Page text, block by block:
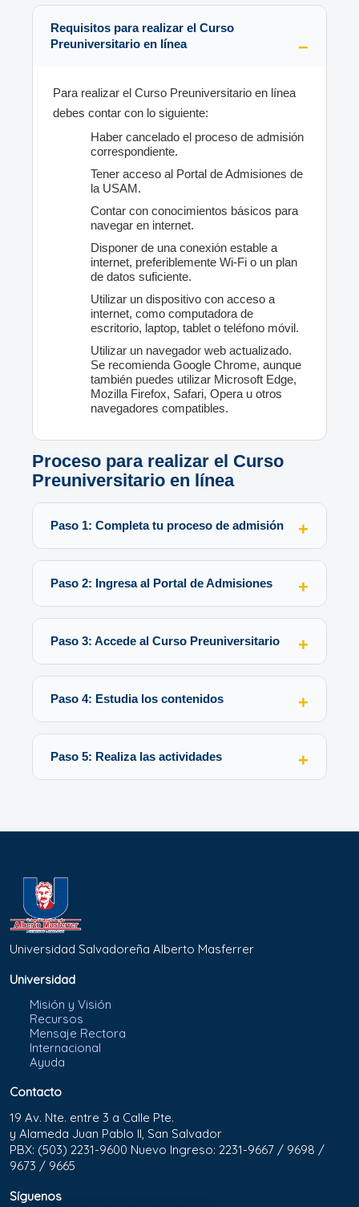
Requisitos para realizar el Curso
Preuniversitario en línea
Para realizar el Curso Preuniversitario en línea
debes contar con lo siguiente:
Haber cancelado el proceso de admisión
correspondiente.
Tener acceso al Portal de Admisiones de
la USAM.
Contar con conocimientos básicos para
navegar en internet.
Disponer de una conexión estable a
internet, preferiblemente Wi-Fi o un plan
de datos suficiente.
Utilizar un dispositivo con acceso a
internet, como computadora de
escritorio, laptop, tablet o teléfono móvil.
Utilizar un navegador web actualizado.
Se recomienda Google Chrome, aunque
también puedes utilizar Microsoft Edge,
Mozilla Firefox, Safari, Opera u otros
navegadores compatibles.
Proceso para realizar el Curso
Preuniversitario en línea
Paso 1: Completa tu proceso de admisión
Paso 2: Ingresa al Portal de Admisiones
Paso 3: Accede al Curso Preuniversitario
Paso 4: Estudia los contenidos
Paso 5: Realiza las actividades
Universidad Salvadoreña Alberto Masferrer
Universidad
Misión y Visión
Recursos
Mensaje Rectora
Internacional
Ayuda
Contacto
19 Av. Nte. entre 3 a Calle Pte.
y Alameda Juan Pablo II, San Salvador
PBX: (503) 2231-9600 Nuevo Ingreso: 2231-9667 / 9698 /
9673 / 9665
Síguenos